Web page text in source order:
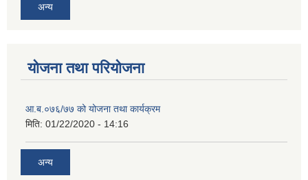
अन्य
योजना तथा परियोजना
आ.ब.०७६/७७ को योजना तथा कार्यक्रम
मिति: 01/22/2020 - 14:16
अन्य